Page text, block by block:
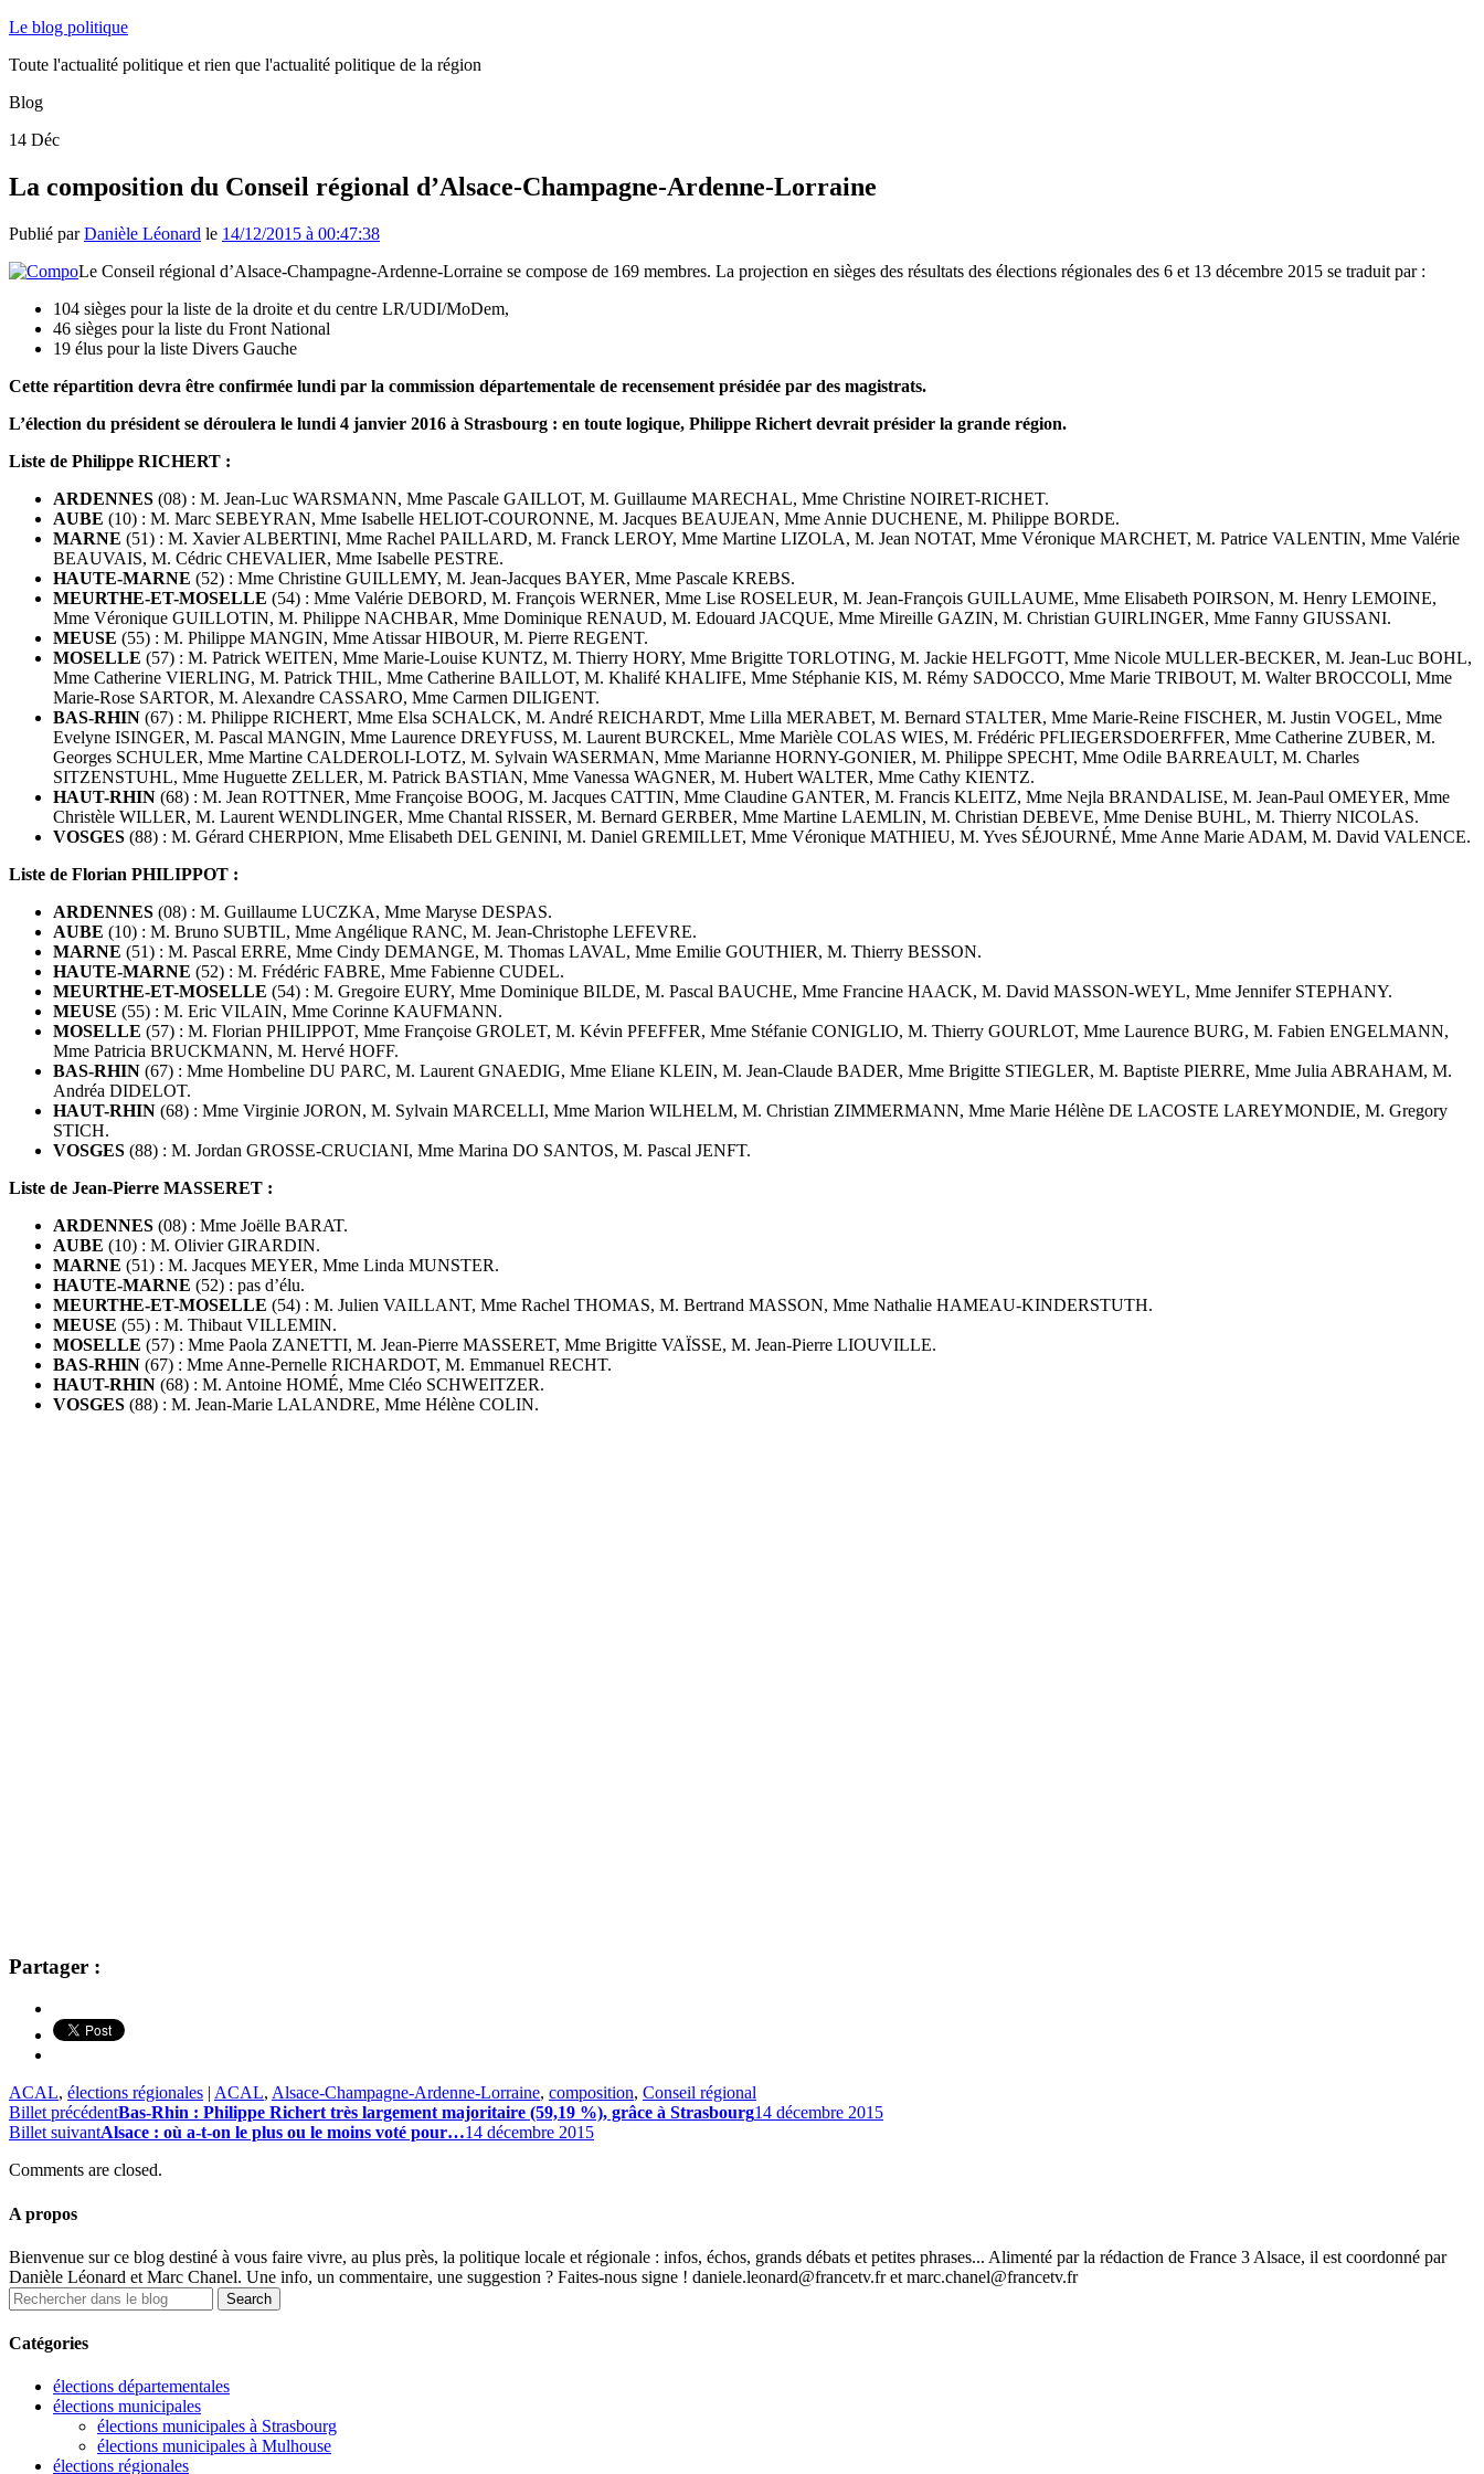
Le blog politique
Toute l'actualité politique et rien que l'actualité politique de la région
Blog
14 Déc
La composition du Conseil régional d’Alsace-Champagne-Ardenne-Lorraine
Publié parDanièle Léonard le 14/12/2015 à 00:47:38
Le Conseil régional d’Alsace-Champagne-Ardenne-Lorraine se compose de 169 membres. La projection en sièges des résultats des élections régionales des 6 et 13 décembre 2015 se traduit par :
104 sièges pour la liste de la droite et du centre LR/UDI/MoDem,
46 sièges pour la liste du Front National
19 élus pour la liste Divers Gauche
Cette répartition devra être confirmée lundi par la commission départementale de recensement présidée par des magistrats.
L’élection du président se déroulera le lundi 4 janvier 2016 à Strasbourg : en toute logique, Philippe Richert devrait présider la grande région.
Liste de Philippe RICHERT :
ARDENNES (08) : M. Jean-Luc WARSMANN, Mme Pascale GAILLOT, M. Guillaume MARECHAL, Mme Christine NOIRET-RICHET.
AUBE (10) : M. Marc SEBEYRAN, Mme Isabelle HELIOT-COURONNE, M. Jacques BEAUJEAN, Mme Annie DUCHENE, M. Philippe BORDE.
MARNE (51) : M. Xavier ALBERTINI, Mme Rachel PAILLARD, M. Franck LEROY, Mme Martine LIZOLA, M. Jean NOTAT, Mme Véronique MARCHET, M. Patrice VALENTIN, Mme Valérie
BEAUVAIS, M. Cédric CHEVALIER, Mme Isabelle PESTRE.
HAUTE-MARNE (52) : Mme Christine GUILLEMY, M. Jean-Jacques BAYER, Mme Pascale KREBS.
MEURTHE-ET-MOSELLE (54) : Mme Valérie DEBORD, M. François WERNER, Mme Lise ROSELEUR, M. Jean-François GUILLAUME, Mme Elisabeth POIRSON, M. Henry LEMOINE,
Mme Véronique GUILLOTIN, M. Philippe NACHBAR, Mme Dominique RENAUD, M. Edouard JACQUE, Mme Mireille GAZIN, M. Christian GUIRLINGER, Mme Fanny GIUSSANI.
MEUSE (55) : M. Philippe MANGIN, Mme Atissar HIBOUR, M. Pierre REGENT.
MOSELLE (57) : M. Patrick WEITEN, Mme Marie-Louise KUNTZ, M. Thierry HORY, Mme Brigitte TORLOTING, M. Jackie HELFGOTT, Mme Nicole MULLER-BECKER, M. Jean-Luc BOHL,
Mme Catherine VIERLING, M. Patrick THIL, Mme Catherine BAILLOT, M. Khalifé KHALIFE, Mme Stéphanie KIS, M. Rémy SADOCCO, Mme Marie TRIBOUT, M. Walter BROCCOLI, Mme
Marie-Rose SARTOR, M. Alexandre CASSARO, Mme Carmen DILIGENT.
BAS-RHIN (67) : M. Philippe RICHERT, Mme Elsa SCHALCK, M. André REICHARDT, Mme Lilla MERABET, M. Bernard STALTER, Mme Marie-Reine FISCHER, M. Justin VOGEL, Mme
Evelyne ISINGER, M. Pascal MANGIN, Mme Laurence DREYFUSS, M. Laurent BURCKEL, Mme Marièle COLAS WIES, M. Frédéric PFLIEGERSDOERFFER, Mme Catherine ZUBER, M.
Georges SCHULER, Mme Martine CALDEROLI-LOTZ, M. Sylvain WASERMAN, Mme Marianne HORNY-GONIER, M. Philippe SPECHT, Mme Odile BARREAULT, M. Charles
SITZENSTUHL, Mme Huguette ZELLER, M. Patrick BASTIAN, Mme Vanessa WAGNER, M. Hubert WALTER, Mme Cathy KIENTZ.
HAUT-RHIN (68) : M. Jean ROTTNER, Mme Françoise BOOG, M. Jacques CATTIN, Mme Claudine GANTER, M. Francis KLEITZ, Mme Nejla BRANDALISE, M. Jean-Paul OMEYER, Mme
Christèle WILLER, M. Laurent WENDLINGER, Mme Chantal RISSER, M. Bernard GERBER, Mme Martine LAEMLIN, M. Christian DEBEVE, Mme Denise BUHL, M. Thierry NICOLAS.
VOSGES (88) : M. Gérard CHERPION, Mme Elisabeth DEL GENINI, M. Daniel GREMILLET, Mme Véronique MATHIEU, M. Yves SÉJOURNÉ, Mme Anne Marie ADAM, M. David VALENCE.
Liste de Florian PHILIPPOT :
ARDENNES (08) : M. Guillaume LUCZKA, Mme Maryse DESPAS.
AUBE (10) : M. Bruno SUBTIL, Mme Angélique RANC, M. Jean-Christophe LEFEVRE.
MARNE (51) : M. Pascal ERRE, Mme Cindy DEMANGE, M. Thomas LAVAL, Mme Emilie GOUTHIER, M. Thierry BESSON.
HAUTE-MARNE (52) : M. Frédéric FABRE, Mme Fabienne CUDEL.
MEURTHE-ET-MOSELLE (54) : M. Gregoire EURY, Mme Dominique BILDE, M. Pascal BAUCHE, Mme Francine HAACK, M. David MASSON-WEYL, Mme Jennifer STEPHANY.
MEUSE (55) : M. Eric VILAIN, Mme Corinne KAUFMANN.
MOSELLE (57) : M. Florian PHILIPPOT, Mme Françoise GROLET, M. Kévin PFEFFER, Mme Stéfanie CONIGLIO, M. Thierry GOURLOT, Mme Laurence BURG, M. Fabien ENGELMANN,
Mme Patricia BRUCKMANN, M. Hervé HOFF.
BAS-RHIN (67) : Mme Hombeline DU PARC, M. Laurent GNAEDIG, Mme Eliane KLEIN, M. Jean-Claude BADER, Mme Brigitte STIEGLER, M. Baptiste PIERRE, Mme Julia ABRAHAM, M.
Andréa DIDELOT.
HAUT-RHIN (68) : Mme Virginie JORON, M. Sylvain MARCELLI, Mme Marion WILHELM, M. Christian ZIMMERMANN, Mme Marie Hélène DE LACOSTE LAREYMONDIE, M. Gregory
STICH.
VOSGES (88) : M. Jordan GROSSE-CRUCIANI, Mme Marina DO SANTOS, M. Pascal JENFT.
Liste de Jean-Pierre MASSERET :
ARDENNES (08) : Mme Joëlle BARAT.
AUBE (10) : M. Olivier GIRARDIN.
MARNE (51) : M. Jacques MEYER, Mme Linda MUNSTER.
HAUTE-MARNE (52) : pas d’élu.
MEURTHE-ET-MOSELLE (54) : M. Julien VAILLANT, Mme Rachel THOMAS, M. Bertrand MASSON, Mme Nathalie HAMEAU-KINDERSTUTH.
MEUSE (55) : M. Thibaut VILLEMIN.
MOSELLE (57) : Mme Paola ZANETTI, M. Jean-Pierre MASSERET, Mme Brigitte VAÏSSE, M. Jean-Pierre LIOUVILLE.
BAS-RHIN (67) : Mme Anne-Pernelle RICHARDOT, M. Emmanuel RECHT.
HAUT-RHIN (68) : M. Antoine HOMÉ, Mme Cléo SCHWEITZER.
VOSGES (88) : M. Jean-Marie LALANDRE, Mme Hélène COLIN.
Partager :
ACAL, élections régionales | ACAL, Alsace-Champagne-Ardenne-Lorraine, composition, Conseil régional
Billet précédentBas-Rhin : Philippe Richert très largement majoritaire (59,19 %), grâce à Strasbourg14 décembre 2015
Billet suivantAlsace : où a-t-on le plus ou le moins voté pour…14 décembre 2015
Comments are closed.
A propos
Bienvenue sur ce blog destiné à vous faire vivre, au plus près, la politique locale et régionale : infos, échos, grands débats et petites phrases... Alimenté par la rédaction de France 3 Alsace, il est coordonné par
Danièle Léonard et Marc Chanel. Une info, un commentaire, une suggestion ? Faites-nous signe ! daniele.leonard@francetv.fr et marc.chanel@francetv.fr
Catégories
élections départementales
élections municipales
élections municipales à Strasbourg
élections municipales à Mulhouse
élections régionales